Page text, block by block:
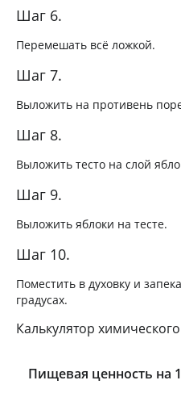
Шаг 6.
Перемешать всё ложкой.
Шаг 7.
Выложить на противень
Шаг 8.
Выложить тесто на слой
Шаг 9.
Выложить яблоки на тесте.
Шаг 10.
Поместить в духовку и
градусах.
Калькулятор
Пищевая ценность на